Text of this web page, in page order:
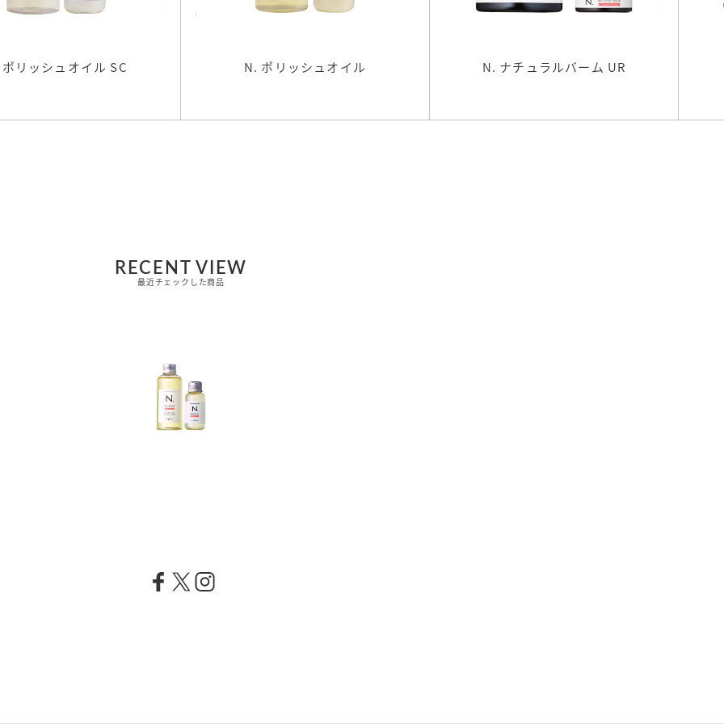
リッシュオイル SC N. ポリッシュオイル N. ナチュラルバーム UR
RECENT VIEW
最近チェックした商品